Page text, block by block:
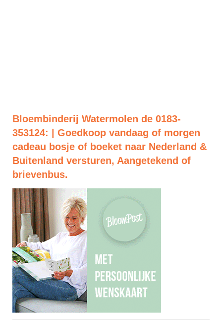
Bloembinderij Watermolen de 0183-
353124: | Goedkoop vandaag of morgen
cadeau bosje of boeket naar Nederland &
Buitenland versturen, Aangetekend of
brievenbus.